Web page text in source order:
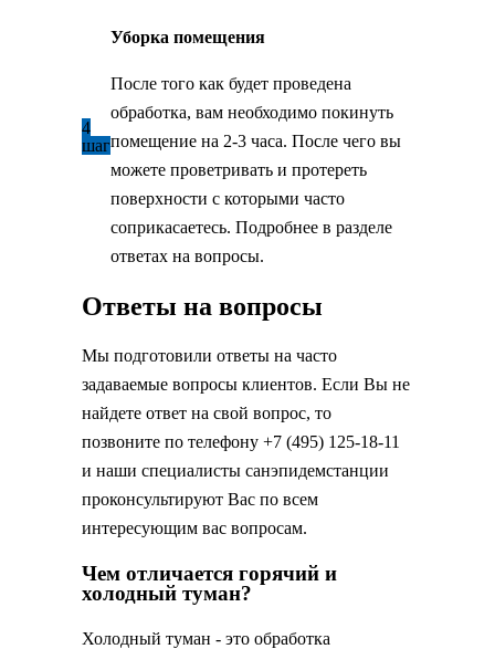
4
шаг
Уборка помещения
После того как будет проведена
обработка, вам необходимо покинуть
помещение на 2-3 часа. После чего вы
можете проветривать и протереть
поверхности с которыми часто
соприкасаетесь. Подробнее в разделе
ответах на вопросы.
Ответы на вопросы
Мы подготовили ответы на часто
задаваемые вопросы клиентов. Если Вы не
найдете ответ на свой вопрос, то
позвоните по телефону +7 (495) 125-18-11
и наши специалисты санэпидемстанции
проконсультируют Вас по всем
интересующим вас вопросам.
Чем отличается горячий и
холодный туман?
Холодный туман - это обработка